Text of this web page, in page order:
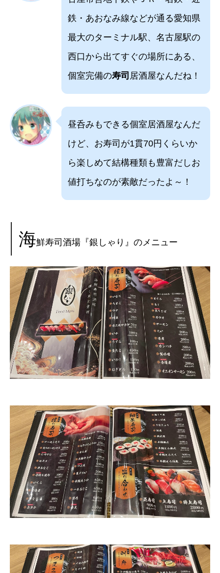
鉄・あおなみ線などが通る愛知県
最大のターミナル駅、名古屋駅の
西口から出てすぐの場所にある、
個室完備の寿司 居酒屋なんだね！
昼呑みもできる個室居酒屋なんだ
けど、お寿司が1貫70円くらいか
ら楽しめて結構種類も豊富だしお
値打ちなのが素敵だったよ～！
海鮮寿司酒場『銀しゃり』のメニュー